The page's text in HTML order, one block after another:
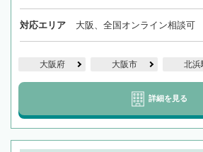
対応エリア 大阪、全国オンライン相談可
大阪府 大阪市 北浜
詳細を見る